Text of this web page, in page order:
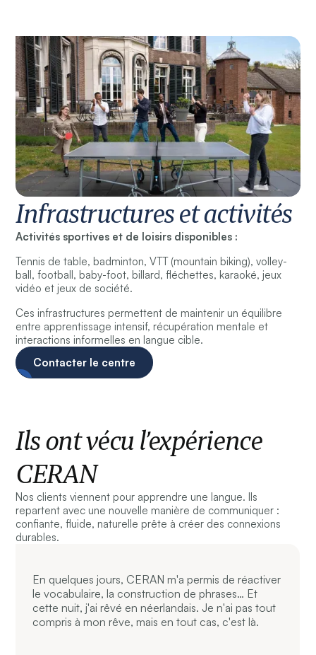
Infrastructures et activités
Activités sportives et de loisirs disponibles :
Tennis de table, badminton, VTT (mountain biking), volley-
ball, football, baby-foot, billard, fléchettes, karaoké, jeux
vidéo et jeux de société.
Ces infrastructures permettent de maintenir un équilibre
entre apprentissage intensif, récupération mentale et
interactions informelles en langue cible.
Contacter le centre
Ils ont vécu l’expérience
CERAN
Nos clients viennent pour apprendre une langue. Ils
repartent avec une nouvelle manière de communiquer :
confiante, fluide, naturelle prête à créer des connexions
durables.
En quelques jours, CERAN m'a permis de réactiver
le vocabulaire, la construction de phrases… Et
cette nuit, j'ai rêvé en néerlandais. Je n'ai pas tout
compris à mon rêve, mais en tout cas, c'est là.